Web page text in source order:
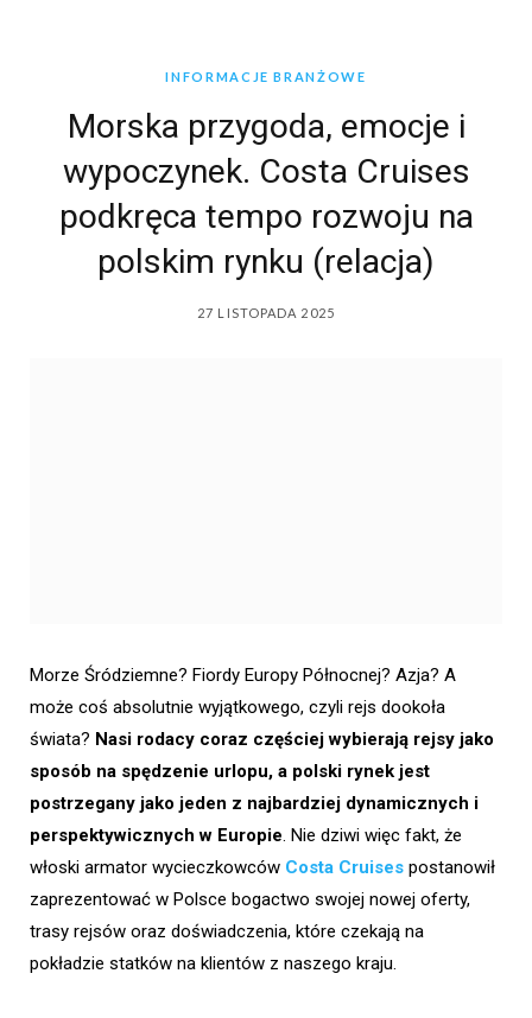
INFORMACJE BRANŻOWE
Morska przygoda, emocje i
wypoczynek. Costa Cruises
podkręca tempo rozwoju na
polskim rynku (relacja)
27 LISTOPADA 2025
Morze Śródziemne? Fiordy Europy Północnej? Azja? A
może coś absolutnie wyjątkowego, czyli rejs dookoła
świata? Nasi rodacy coraz częściej wybierają rejsy jako
sposób na spędzenie urlopu, a polski rynek jest
postrzegany jako jeden z najbardziej dynamicznych i
perspektywicznych w Europie . Nie dziwi więc fakt, że
włoski armator wycieczkowców Costa Cruises postanowił
zaprezentować w Polsce bogactwo swojej nowej oferty,
trasy rejsów oraz doświadczenia, które czekają na
pokładzie statków na klientów z naszego kraju.